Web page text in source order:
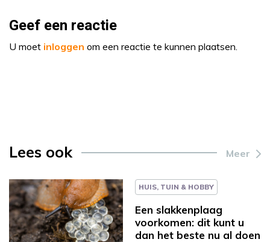
Geef een reactie
U moet inloggen om een reactie te kunnen plaatsen.
Lees ook Meer
HUIS, TUIN & HOBBY
Een slakkenplaag
voorkomen: dit kunt u
dan het beste nu al doen